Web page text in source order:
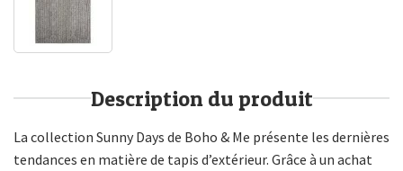
Description du produit
La collection Sunny Days de Boho & Me présente les dernières
tendances en matière de tapis d’extérieur. Grâce à un achat